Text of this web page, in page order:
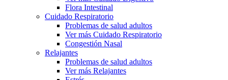
Flora Intestinal
Cuidado Respiratorio
Problemas de salud adultos
Ver más Cuidado Respiratorio
Congestión Nasal
Relajantes
Problemas de salud adultos
Ver más Relajantes